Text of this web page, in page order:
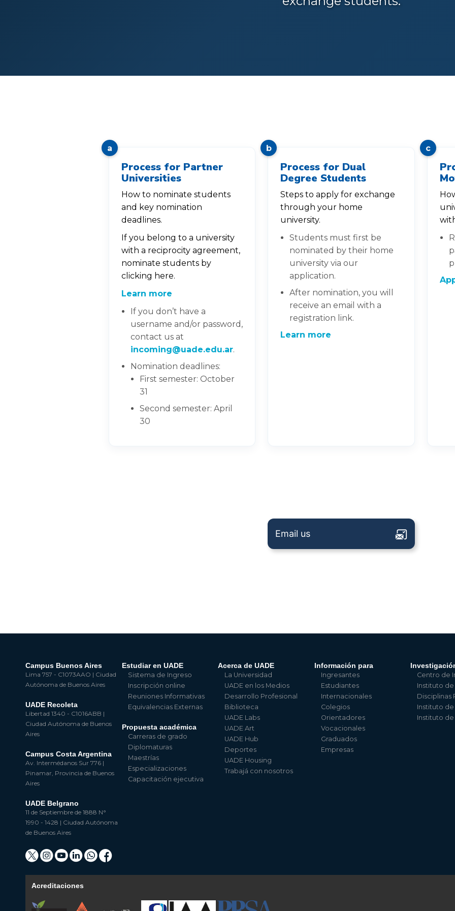
a
Process for Partner
Universities
How to nominate students
and key nomination
deadlines.
If you belong to a university
with a reciprocity agreement,
nominate students by
clicking here.
Learn more
If you don’t have a
username and/or password,
contact us at
incoming@uade.edu.ar.
Nomination deadlines:
First semester: October
31
Second semester: April
30
b
Process for Dual
Degree Students
Steps to apply for exchange
through your home
university.
Students must first be
nominated by their home
university via our
application.
After nomination, you will
receive an email with a
registration link.
Learn more
c
Email us
Campus Buenos Aires
Lima 757 - C1073AAO | Ciudad
Autónoma de Buenos Aires
UADE Recoleta
Libertad 1340 - C1016ABB |
Ciudad Autónoma de Buenos
Aires
Campus Costa Argentina
Av. Intermédanos Sur 776 |
Pinamar, Provincia de Buenos
Aires
UADE Belgrano
11 de Septiembre de 1888 N°
1990 - 1428 | Ciudad Autónoma
de Buenos Aires
Estudiar en UADE
Sistema de Ingreso
Inscripción online
Reuniones Informativas
Equivalencias Externas
Propuesta académica
Carreras de grado
Diplomaturas
Maestrías
Especializaciones
Capacitación ejecutiva
Acerca de UADE
La Universidad
UADE en los Medios
Desarrollo Profesional
Biblioteca
UADE Labs
UADE Art
UADE Hub
Deportes
UADE Housing
Trabajá con nosotros
Información para
Ingresantes
Estudiantes
Internacionales
Colegios
Orientadores
Vocacionales
Graduados
Empresas
Centro de
Instituto de
Disciplinas
Instituto
Instituto
Acreditaciones